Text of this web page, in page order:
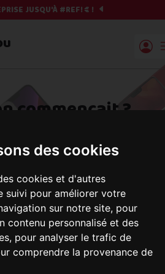
des cookies
cookies et d'autres
suivi pour améliorer votre
sur notre site, pour
contenu personnalisé et des
pour analyser le trafic de
comprendre la provenance de
JUSQU'À #REF!€ !
Reprise | Mobile & you
commençait ?
c'est parti !
les meilleures
: